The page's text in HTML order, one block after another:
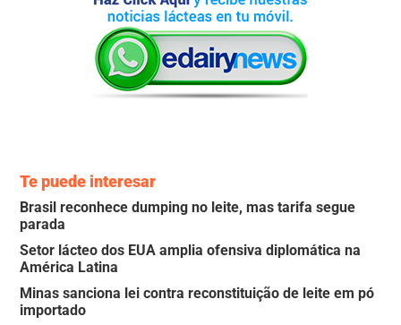
Te puede interesar
Brasil reconhece dumping no leite, mas tarifa segue
parada
Setor lácteo dos EUA amplia ofensiva diplomática na
América Latina
Minas sanciona lei contra reconstituição de leite em pó
importado